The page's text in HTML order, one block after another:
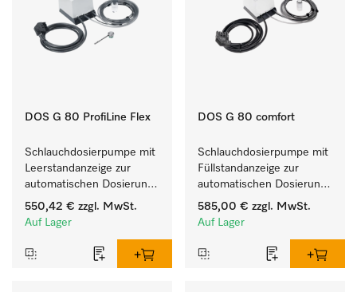
DOS G 80 ProfiLine Flex
Schlauchdosierpumpe mit
Leerstandanzeige zur
automatischen Dosierung
von Flüssigreinigern.
550,42 € zzgl. MwSt.
Auf Lager
DOS G 80 comfort
Schlauchdosierpumpe mit
Füllstandanzeige zur
automatischen Dosierung
von Flüssigreinigern.
585,00 € zzgl. MwSt.
Auf Lager